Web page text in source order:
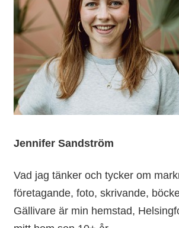
Jennifer Sandström
Vad jag tänker och tycker om
företagande, foto, skrivande,
Gällivare är min hemstad,